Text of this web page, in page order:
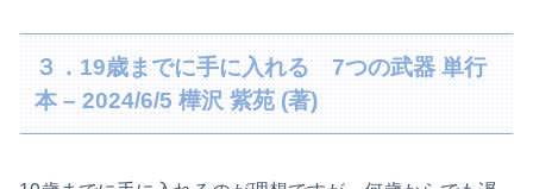
３．19歳までに手に入れる 7つの武器 単行
本 – 2024/6/5 樺沢 紫苑 (著)